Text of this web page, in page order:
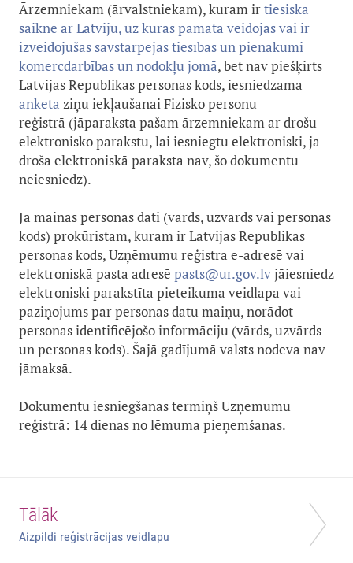
Ārzemniekam (ārvalstniekam), kuram irtiesiska
saikne ar Latviju, uz kuras pamata veidojas vai ir
izveidojušās savstarpējas tiesības un pienākumi
komercdarbības un nodokļu jomā, bet nav piešķirts
Latvijas Republikas personas kods, iesniedzama
anketa ziņu iekļaušanai Fizisko personu
reģistrā (jāparaksta pašam ārzemniekam ar drošu
elektronisko parakstu, lai iesniegtu elektroniski, ja
droša elektroniskā paraksta nav, šo dokumentu
neiesniedz).
Ja mainās personas dati (vārds, uzvārds vai personas
kods) prokūristam, kuram ir Latvijas Republikas
personas kods, Uzņēmumu reģistra e-adresē vai
elektroniskā pasta adresē pasts@ur.gov.lvjāiesniedz
elektroniski parakstīta pieteikuma veidlapa vai
paziņojums par personas datu maiņu, norādot
personas identificējošo informāciju (vārds, uzvārds
un personas kods). Šajā gadījumā valsts nodeva nav
jāmaksā.
Dokumentu iesniegšanas termiņš Uzņēmumu
reģistrā: 14 dienas no lēmuma pieņemšanas.
Tālāk
Aizpildi reģistrācijas veidlapu